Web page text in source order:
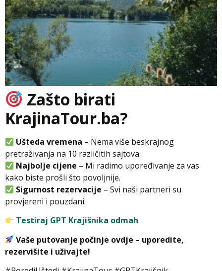
Zašto birati
KrajinaTour.ba?
Ušteda vremena – Nema više beskrajnog
pretraživanja na 10 različitih sajtova.
Najbolje cijene – Mi radimo upoređivanje za vas
kako biste prošli što povoljnije.
Sigurnost rezervacije – Svi naši partneri su
provjereni i pouzdani.
Testiraj GPT Krajišnika odmah
Vaše putovanje počinje ovdje – uporedite,
rezervišite i uživajte!